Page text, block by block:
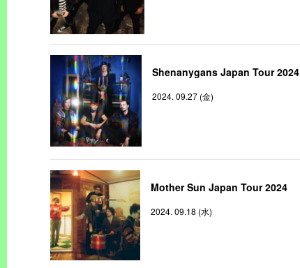
Shenanygans Japan Tour 2024
2024. 09.27 (金)
Mother Sun Japan Tour 2024
2024. 09.18 (水)